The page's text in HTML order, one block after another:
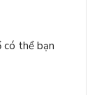
có thể bạn